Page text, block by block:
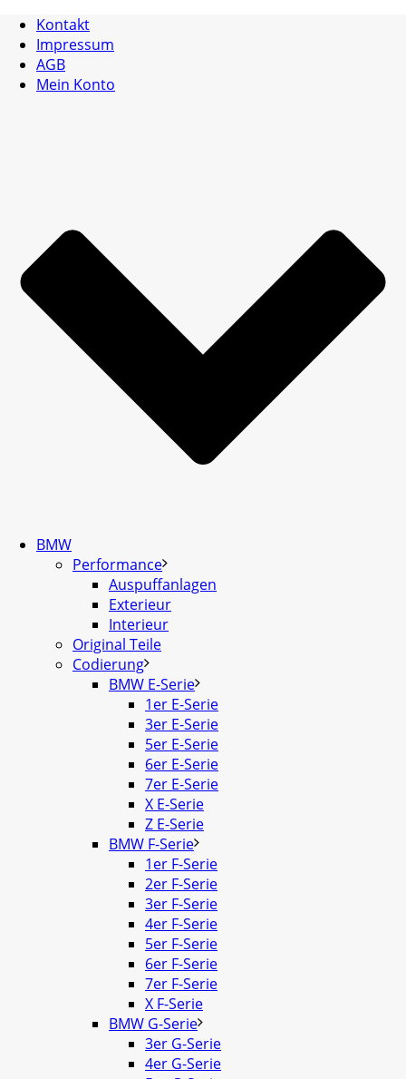
Kontakt
Impressum
AGB
Mein Konto
BMW
Performance
Auspuffanlagen
Exterieur
Interieur
Original Teile
Codierung
BMW E-Serie
1er E-Serie
3er E-Serie
5er E-Serie
6er E-Serie
7er E-Serie
X E-Serie
Z E-Serie
BMW F-Serie
1er F-Serie
2er F-Serie
3er F-Serie
4er F-Serie
5er F-Serie
6er F-Serie
7er F-Serie
X F-Serie
BMW G-Serie
3er G-Serie
4er G-Serie